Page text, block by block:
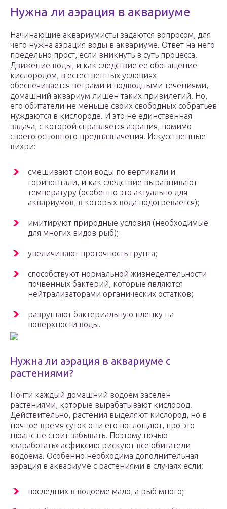
Нужна ли аэрация в аквариуме
Начинающие аквариумисты задаются вопросом, для
чего нужна аэрация воды в аквариуме. Ответ на него
предельно прост, если вникнуть в суть процесса.
Движение воды, и как следствие ее обогащение
кислородом, в естественных условиях
обеспечивается ветрами и подводными течениями,
домашний аквариум лишен таких привилегий. Но,
его обитатели не меньше своих свободных собратьев
нуждаются в кислороде. И это не единственная
задача, с которой справляется аэрация, помимо
своего основного предназначения. Искусственные
вихри:
смешивают слои воды по вертикали и
горизонтали, и как следствие выравнивают
температуру (особенно это актуально для
аквариумов, в которых вода подогревается);
имитируют природные условия (необходимые
для многих видов рыб);
увеличивают проточность грунта;
способствуют нормальной жизнедеятельности
почвенных бактерий, которые являются
нейтрализаторами органических остатков;
разрушают бактериальную пленку на
поверхности воды.
Нужна ли аэрация в аквариуме с
растениями?
Почти каждый домашний водоем заселен
растениями, которые вырабатывают кислород.
Действительно, растения выделяют кислород, но в
ночное время суток они его поглощают, про это
нюанс не стоит забывать. Поэтому ночью
«заработать» асфиксию рискуют все обитатели
водоема. Особенно необходима дополнительная
аэрация в аквариуме с растениями в случаях если:
последних в водоеме мало, а рыб много;